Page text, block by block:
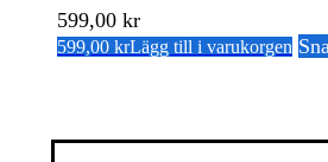
599,00 kr
599,00 krLägg till i varukorgen